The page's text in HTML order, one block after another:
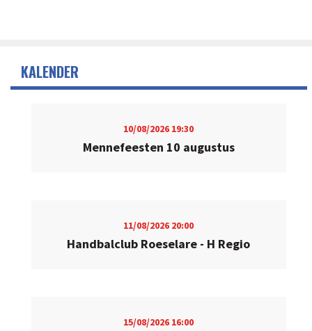
KALENDER
10/08/2026 19:30
Mennefeesten 10 augustus
11/08/2026 20:00
Handbalclub Roeselare - H Regio
15/08/2026 16:00